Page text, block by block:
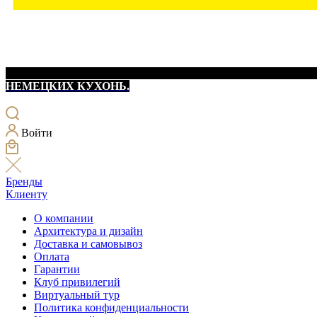
НЕМЕЦКИХ КУХОНЬ.
Войти
Бренды
Клиенту
О компании
Архитектура и дизайн
Доставка и самовывоз
Оплата
Гарантии
Клуб привилегий
Виртуальный тур
Политика конфиденциальности